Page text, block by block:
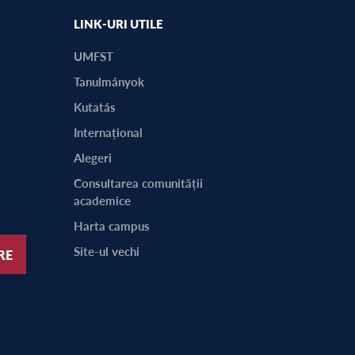
LINK-URI UTILE
UMFST
Tanulmányok
Kutatás
Internațional
Alegeri
Consultarea comunității
academice
Harta campus
Site-ul vechi